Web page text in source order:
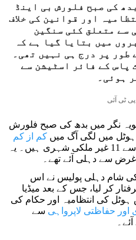
کی صبح فلورش بی اینڈ
اور قوانین کی خلاف
سے متعلق کئی سنگین
میں بتایا گیا ہے کہ
طور پر درج ہی نہیں تھی۔
پاس کے فائر اسٹیشن سے
ہوئی۔
ٹی آئی
نگر میں بدھ کی صبح فلورش
ہوٹل میں لگی آگ میںکم از کم
جن میں سے 11 غیر ملکی شہری ہیں۔ یہ
سے دہلی آئے تھے۔
شام دہلی پولیس نے اس
کر لیا، جس کے بعد میڈیا
کی انتظامیہ اور حکام کی
حفاظتی لاپرواہی سے